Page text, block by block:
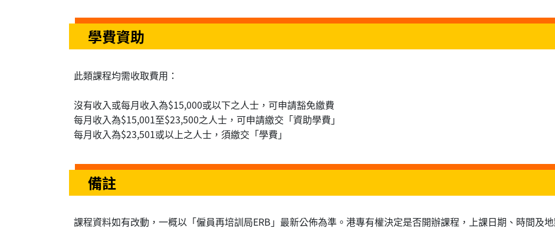
學費資助
此類課程均需收取費用：
沒有收入或每月收入為$15,000或以下之人士，可申請豁免繳費
每月收入為$15,001至$23,500之人士，可申請繳交「資助學費」
每月收入為$23,501或以上之人士，須繳交「學費」
備註
課程資料如有改動，一概以「僱員再培訓局ERB」最新公佈為準。港專有權決定是否開辦課程，上課日期、時間及